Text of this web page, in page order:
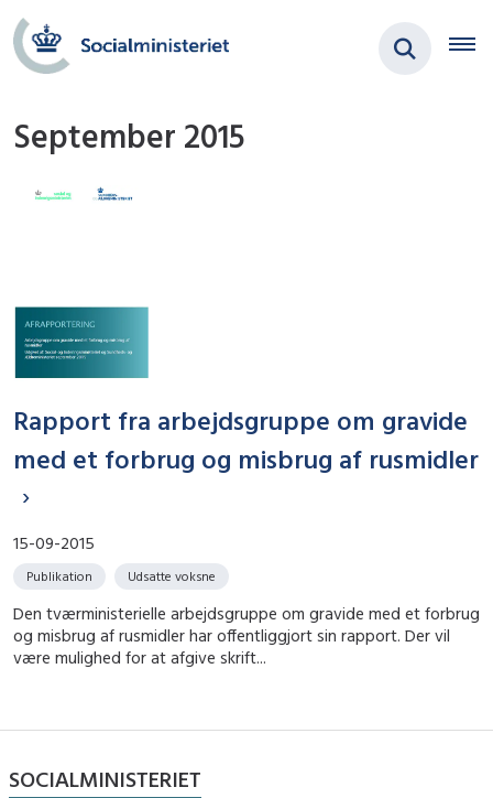
September 2015
Rapport fra arbejdsgruppe om gravide
med et forbrug og misbrug af rusmidler
15-09-2015
Publikation Udsatte voksne
Den tværministerielle arbejdsgruppe om gravide med et forbrug
og misbrug af rusmidler har offentliggjort sin rapport. Der vil
være mulighed for at afgive skrift...
SOCIALMINISTERIET